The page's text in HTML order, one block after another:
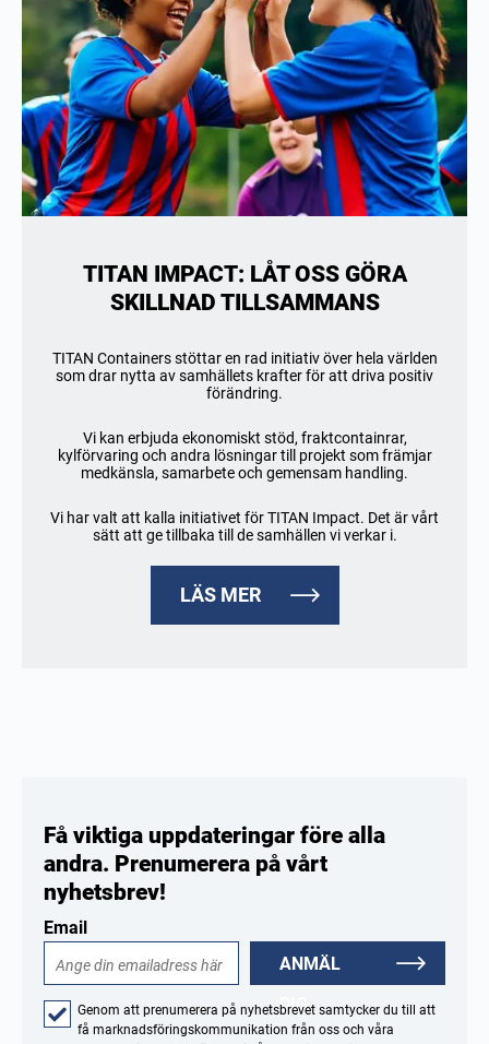
TITAN IMPACT: LÅT OSS GÖRA
SKILLNAD TILLSAMMANS
TITAN Containers stöttar en rad initiativ över hela världen
som drar nytta av samhällets krafter för att driva positiv
förändring.
Vi kan erbjuda ekonomiskt stöd, fraktcontainrar,
kylförvaring och andra lösningar till projekt som främjar
medkänsla, samarbete och gemensam handling.
Vi har valt att kalla initiativet för TITAN Impact. Det är vårt
sätt att ge tillbaka till de samhällen vi verkar i.
LÄS MER
Få viktiga uppdateringar före alla
andra. Prenumerera på vårt
nyhetsbrev!
Email
ANMÄL
DIG
Genom att prenumerera på nyhetsbrevet samtycker du till att
få marknadsföringskommunikation från oss och våra